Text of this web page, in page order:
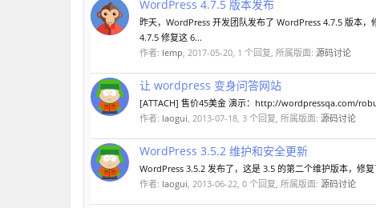
WordPress 4.7.5 版本发布
昨天，WordPress 开发团队发布了 WordPress 4.7.5 版本
4.7.5 修复这 6...
作者: lemp, 2017-05-20, 1 个回复, 所属版面: 源码讨论
让 wordpress 变身问答网站
[ATTACH] 售价45美金 演示：http://wordpressqa.com/
作者: laogui, 2013-07-18, 3 个回复, 所属版面: 源码讨论
WordPress 3.5.2 维护和安全更新
WordPress 3.5.2 发布了，这是 3.5 的第二个维护版本，修
作者: laogui, 2013-06-22, 0 个回复, 所属版面: 源码讨论